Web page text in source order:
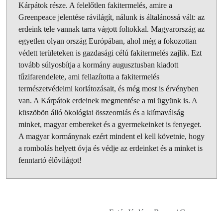
Kárpátok része. A felelőtlen fakitermelés, amire a
Greenpeace jelentése rávilágít, nálunk is általánossá vált: az
erdeink tele vannak tarra vágott foltokkal. Magyarország az
egyetlen olyan ország Európában, ahol még a fokozottan
védett területeken is gazdasági célú fakitermelés zajlik. Ezt
tovább súlyosbítja a kormány augusztusban kiadott
tűzifarendelete, ami fellazította a fakitermelés
természetvédelmi korlátozásait, és még most is érvényben
van. A Kárpátok erdeinek megmentése a mi ügyünk is. A
küszöbön álló ökológiai összeomlás és a klímaválság
minket, magyar embereket és a gyermekeinket is fenyeget.
A magyar kormánynak ezért mindent el kell követnie, hogy
a rombolás helyett óvja és védje az erdeinket és a minket is
fenntartó élővilágot!